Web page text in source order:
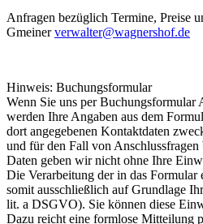
Anfragen bezüglich Termine, Preise
Gmeinerverwalter@wagnershof.de
Hinweis: Buchungsformular
Wenn Sie uns per Buchungsformular
werden Ihre Angaben aus dem
dort angegebenen Kontaktdaten
und für den Fall von Anschlussfragen
Daten geben wir nicht ohne Ihre
Die Verarbeitung der in das Formular
somit ausschließlich auf Grundlage
lit. a DSGVO). Sie können diese
Dazu reicht eine formlose Mitteilung